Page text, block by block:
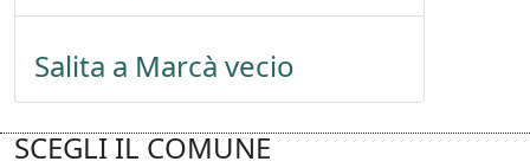
Salita a Marcà vecio
SCEGLI IL COMUNE